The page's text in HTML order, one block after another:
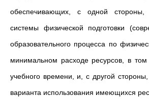
обеспечивающих, с одной стороны,
системы физической подготовки
образовательного процесса по
минимальном расходе ресурсов, в
учебного времени, и, с другой
варианта использования имеющихся